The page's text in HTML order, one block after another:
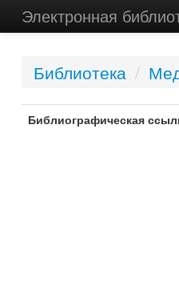
Электронная
Библиотека /
Библиографическая